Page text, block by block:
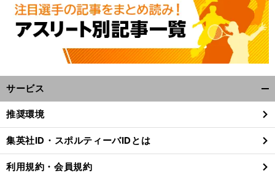
サービス
閉
る
推奨環境
集英社ID・スポルティーバIDとは
利用規約・会員規約